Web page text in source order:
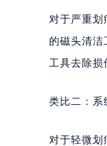
对于严重
的磁头清
工具去除损
类比二：系
对于轻微划